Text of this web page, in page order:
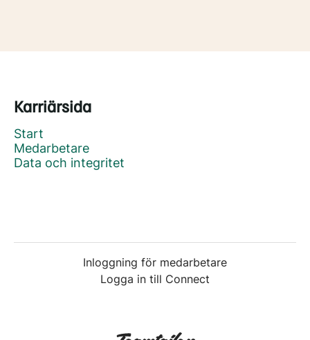
Karriärsida
Start
Medarbetare
Data och integritet
Inloggning för medarbetare
Logga in till Connect